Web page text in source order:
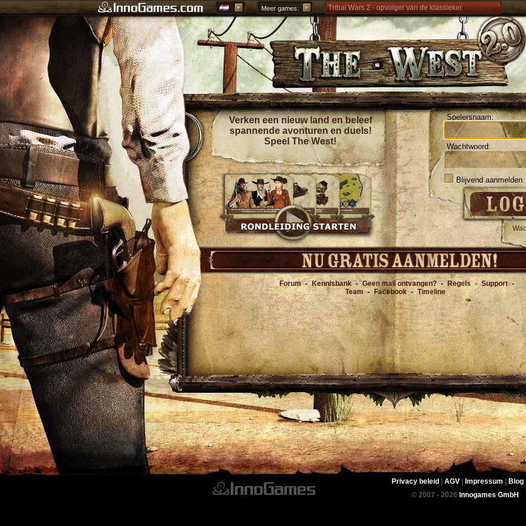
Meer games: Tribal Wars 2 - opvolger van de klassieker
Forge of Empires – Strategisch door de eeuwen
heen
Grepolis – Sticht je rijk in het oude Griekenland
Verken een nieuw land en beleef
spannende avonturen en duels!
Speel The West!
Forum - Kennisbank - Geen mail ontvangen? - Regels - Support -
Team - Facebook - Timeline
Spelersnaam:
Wachtwoord:
Blijvend aanmelden
Privacy beleid AGV Impressum Blog
© 2007 - 2026 Innogames GmbH